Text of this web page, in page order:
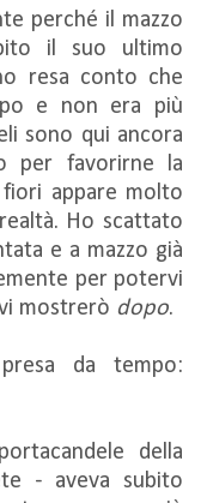
perché il mazzo
il suo ultimo
resa conto che
e non era più
sono qui ancora
per favorirne la
appare molto
Ho scattato
e a mazzo già
per potervi
mostrerò dopo.
da tempo:
della
- aveva subito